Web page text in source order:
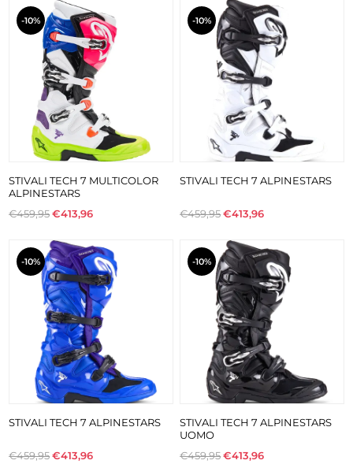
-10%
STIVALI TECH 7 MULTICOLOR
ALPINESTARS
€459,95€413,96
-10%
STIVALI TECH 7 ALPINESTARS
€459,95€413,96
-10%
STIVALI TECH 7 ALPINESTARS
€459,95€413,96
-10%
STIVALI TECH 7 ALPINESTARS
UOMO
€459,95€413,96